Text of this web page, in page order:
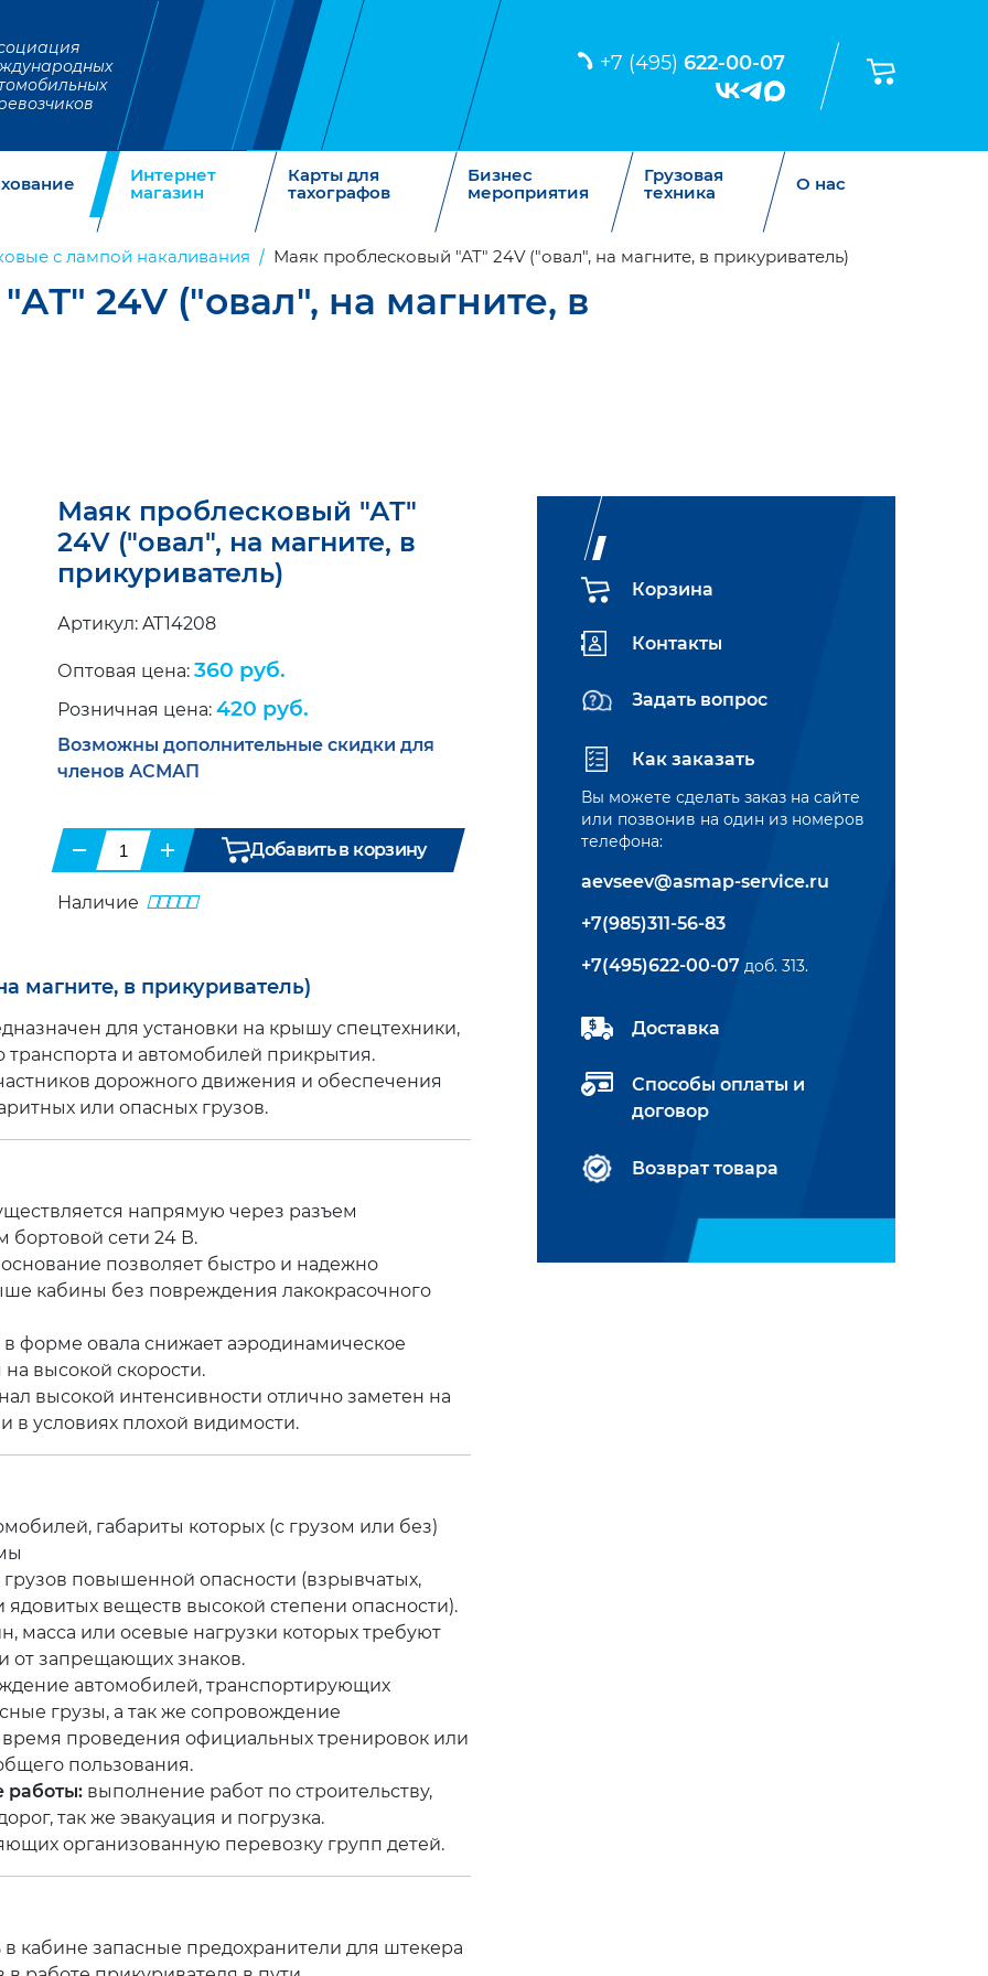
+7 (495) 622-00-07
Интернет
магазин
Карты для
тахографов
Бизнес
мероприятия
Грузовая
техника
О нас
с лампой накаливания Маяк проблесковый "АТ" 24V ("овал", на магните, в прикуриватель)
24V ("овал", на магните, в
Маяк проблесковый "АТ"
24V ("овал", на магните, в
прикуриватель)
Артикул: AT14208
Оптовая цена: 360 руб.
Розничная цена: 420 руб.
Возможны дополнительные скидки для
членов АСМАП
− + Добавить в корзину
Наличие
магните, в прикуриватель)
для установки на крышу спецтехники,
транспорта и автомобилей прикрытия.
дорожного движения и обеспечения
или опасных грузов.
напрямую через разъем
бортовой сети 24 В.
позволяет быстро и надежно
кабины без повреждения лакокрасочного
форме овала снижает аэродинамическое
высокой скорости.
высокой интенсивности отлично заметен на
в условиях плохой видимости.
габариты которых (с грузом или без)
грузов повышенной опасности (взрывчатых,
веществ высокой степени опасности).
масса или осевые нагрузки которых требуют
от запрещающих знаков.
автомобилей, транспортирующих
грузы, а так же сопровождение
проведения официальных тренировок или
пользования.
работы: выполнение работ по строительству,
так же эвакуация и погрузка.
организованную перевозку групп детей.
кабине запасные предохранители для штекера
Корзина
Контакты
Задать вопрос
Как заказать
Вы можете сделать заказ на сайте
или позвонив на один из номеров
телефона:
aevseev@asmap-service.ru
+7(985)311-56-83
+7(495)622-00-07 доб. 313.
Доставка
Способы оплаты и
договор
Возврат товара